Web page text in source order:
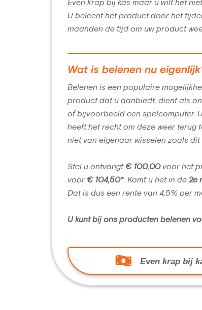
Even krap bij kas maar u wilt het
U beleent het product door het
maanden de tijd om uw product
Wat is belenen nu
Belenen is een populaire
product dat u aanbiedt, dient als
of bijvoorbeeld een spelcomputer.
heeft het recht om deze weer terug
niet van eigenaar wisselen zoals
Stel u ontvangt € 100,00voor het
voor € 104,50*. Komt u het in de 2e
Dat is dus een rente van 4,5% per
U kunt bij ons producten belenen
Even krap bij